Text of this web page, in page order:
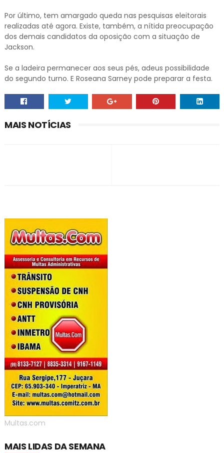
Por último, tem amargado queda nas pesquisas eleitorais
realizadas até agora. Existe, também, a nítida preocupação
dos demais candidatos da oposição com a situação de
Jackson.
Se a ladeira permanecer aos seus pés, adeus possibilidade
do segundo turno. E Roseana Sarney pode preparar a festa.
MAIS NOTÍCIAS
Multas.com
MAIS LIDAS DA SEMANA